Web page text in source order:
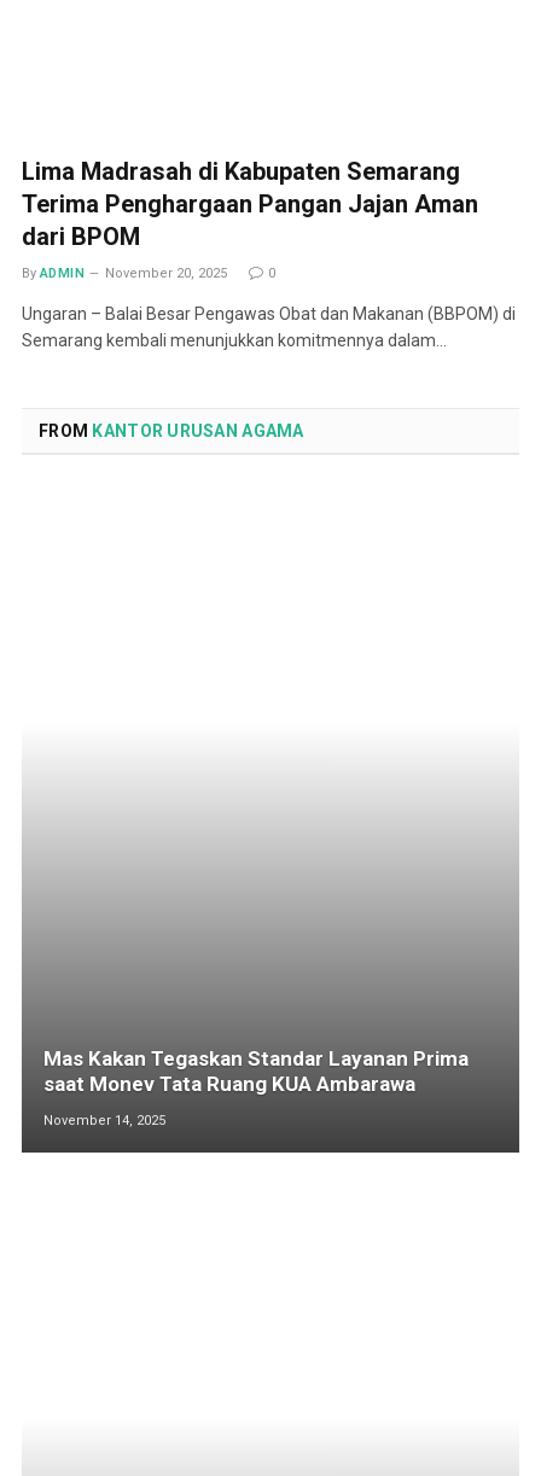
Lima Madrasah di Kabupaten Semarang
Terima Penghargaan Pangan Jajan Aman
dari BPOM
By ADMIN November 20, 2025 0
Ungaran – Balai Besar Pengawas Obat dan Makanan (BBPOM) di
Semarang kembali menunjukkan komitmennya dalam…
FROM KANTOR URUSAN AGAMA
Mas Kakan Tegaskan Standar Layanan Prima
saat Monev Tata Ruang KUA Ambarawa
November 14, 2025